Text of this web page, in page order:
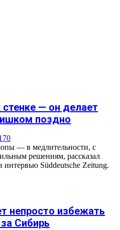
— он делает
поздно
0
— в медлительности, с
решениям, рассказал
Süddeutsche Zeitung.
непросто избежать
Сибирь